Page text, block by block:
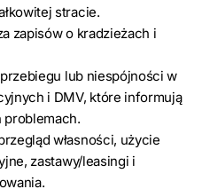
stracie.
zapisów o kradzieżach i
lub niespójności w
i DMV, które informują
własności, użycie
zastawy/leasingi i